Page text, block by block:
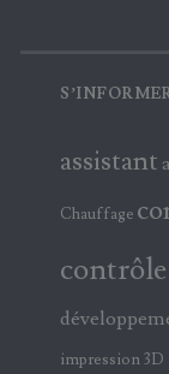
assistant
Chauffage
contrôle
impression 3D